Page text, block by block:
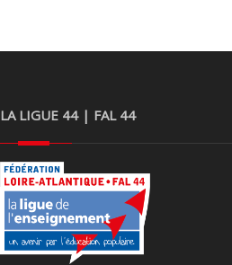
LA LIGUE 44 | FAL 44